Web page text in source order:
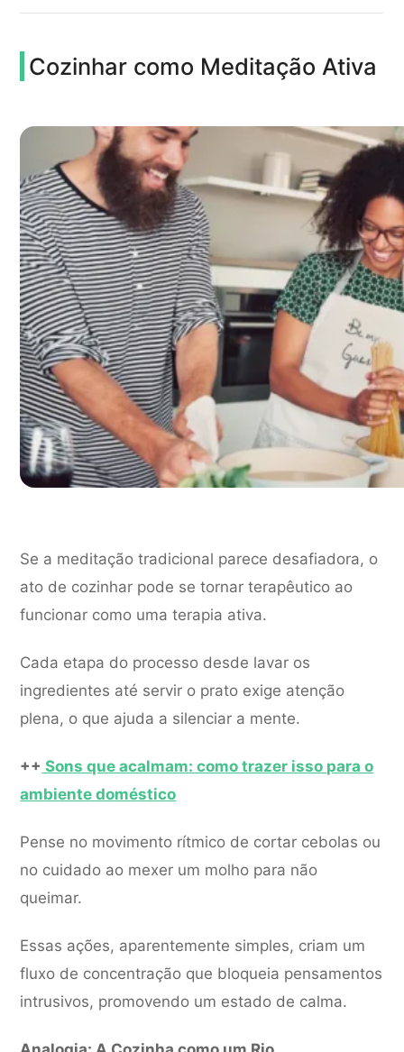
Cozinhar como Meditação Ativa
Se a meditação tradicional parece desafiadora, o
ato de cozinhar pode se tornar terapêutico ao
funcionar como uma terapia ativa.
Cada etapa do processo desde lavar os
ingredientes até servir o prato exige atenção
plena, o que ajuda a silenciar a mente.
++ Sons que acalmam: como trazer isso para o
ambiente doméstico
Pense no movimento rítmico de cortar cebolas ou
no cuidado ao mexer um molho para não
queimar.
Essas ações, aparentemente simples, criam um
fluxo de concentração que bloqueia pensamentos
intrusivos, promovendo um estado de calma.